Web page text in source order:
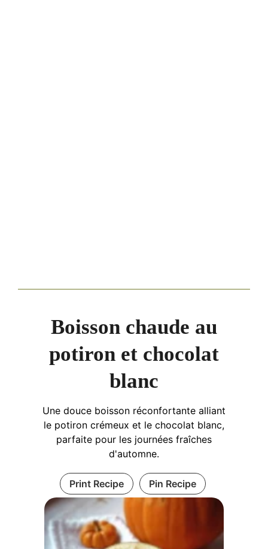
Boisson chaude au
potiron et chocolat
blanc
Une douce boisson réconfortante alliant
le potiron crémeux et le chocolat blanc,
parfaite pour les journées fraîches
d'automne.
Print Recipe Pin Recipe